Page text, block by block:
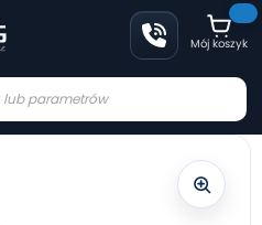
Mój koszyk